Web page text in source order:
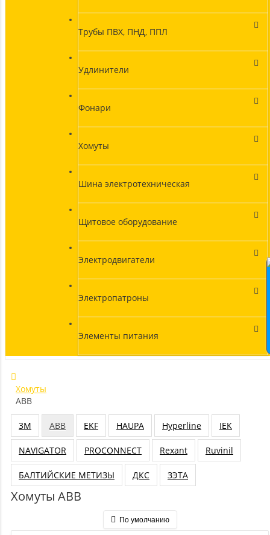
Трубы ПВХ, ПНД, ППЛ
Удлинители
Фонари
Хомуты
Шина электротехническая
Щитовое оборудование
Электродвигатели
Электропатроны
Элементы питания
Хомуты
ABB
3М ABB EKF HAUPA Hyperline IEK
NAVIGATOR PROCONNECT Rexant Ruvinil
БАЛТИЙСКИЕ МЕТИЗЫ ДКС ЗЭТА
Хомуты ABB
По умолчанию